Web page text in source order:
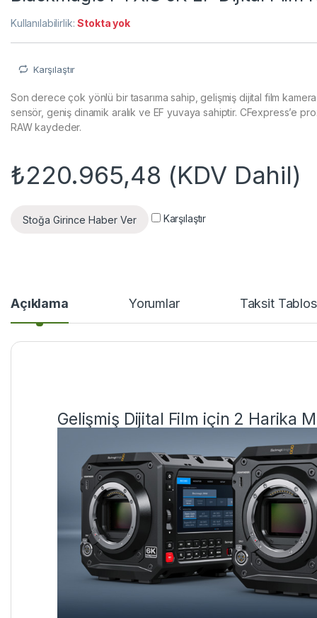
Kullanılabilirlik:Stokta yok
Karşılaştır
Son derece çok yönlü bir tasarıma sahip, gelişmiş dijital film
sensör, geniş dinamik aralık ve EF yuvaya sahiptir. CFexpress’e
RAW kaydeder.
₺220.965,48 (KDV Dahil)
Stoğa Girince Haber Ver Karşılaştır
Açıklama Yorumlar Taksit
Gelişmiş Dijital Film için 2 Harika